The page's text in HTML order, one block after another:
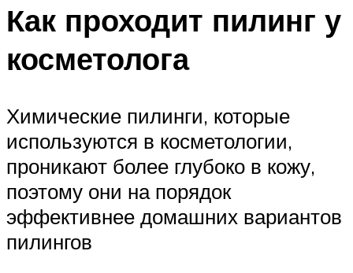
Как проходит пилинг у
косметолога
Химические пилинги, которые
используются в косметологии,
проникают более глубоко в кожу,
поэтому они на порядок
эффективнее домашних вариантов
пилингов